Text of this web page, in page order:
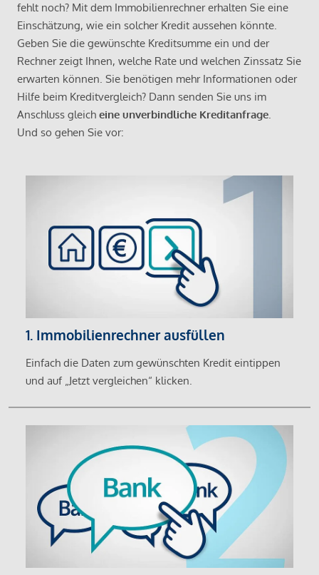
fehlt noch? Mit dem Immobilienrechner erhalten Sie eine
Einschätzung, wie ein solcher Kredit aussehen könnte.
Geben Sie die gewünschte Kreditsumme ein und der
Rechner zeigt Ihnen, welche Rate und welchen Zinssatz Sie
erwarten können. Sie benötigen mehr Informationen oder
Hilfe beim Kreditvergleich? Dann senden Sie uns im
Anschluss gleich eine unverbindliche Kreditanfrage.
Und so gehen Sie vor:
1. Immobilienrechner ausfüllen
Einfach die Daten zum gewünschten Kredit eintippen
und auf „Jetzt vergleichen“ klicken.